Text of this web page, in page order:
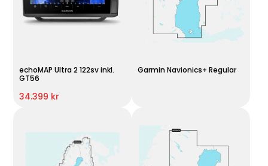
echoMAP Ultra 2 122sv inkl.
GT56
34.399 kr
Garmin Navionics+ Regular